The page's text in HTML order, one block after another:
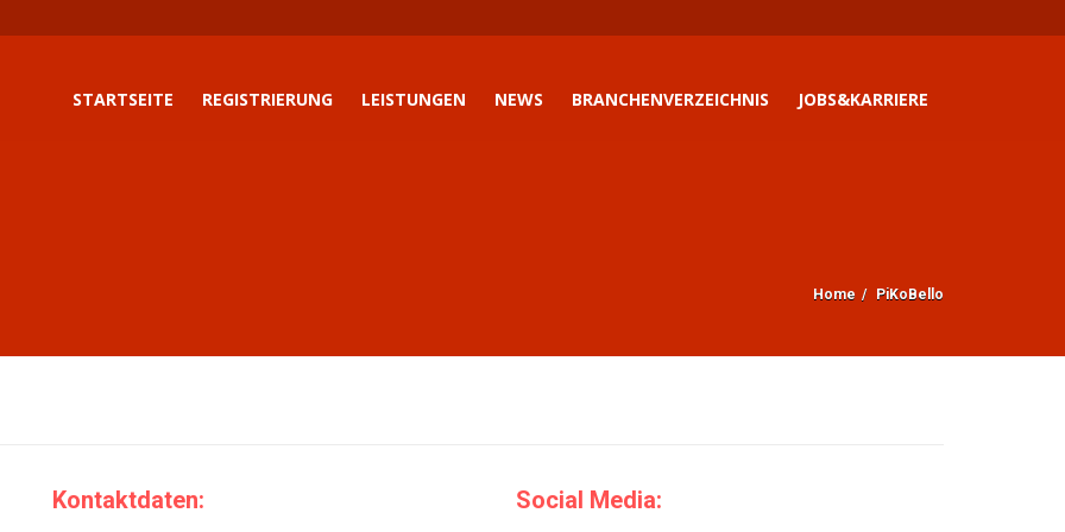
STARTSEITE REGISTRIERUNG LEISTUNGEN NEWS BRANCHENVERZEICHNIS JOBS&KARRIERE
Home PiKoBello
Kontaktdaten: Social Media: